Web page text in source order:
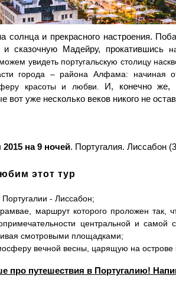
солнца и прекрасного настроения.
и сказочную Мадейру, прокатившись
увидеть португальскую столицу
города – района Алфама: начиная
красоты и любви. И, конечно же,
вот уже несколько веков никого не
на 9 ночей. Португалия. Лиссабон
этот тур
- Лиссабон;
маршрут которого проложен так,
центральной и
смотровыми площадками;
вечной весны, царящую на острове
про путешествия в Португалию!